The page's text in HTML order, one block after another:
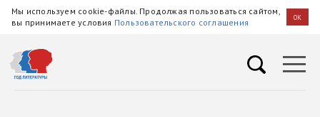
Мы используем cookie-файлы. Продолжая пользоваться сайтом,
вы принимаете условия Пользовательского соглашения OK